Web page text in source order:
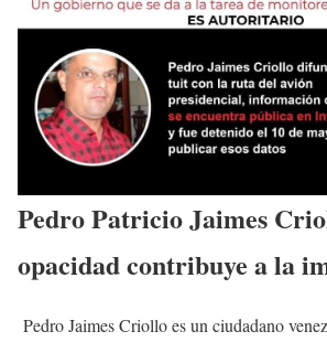
Pedro Patricio Jaimes
opacidad contribuye a la
Pedro Jaimes Criollo es un ciudadano